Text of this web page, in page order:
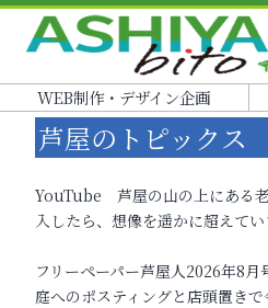
WEB制作・デザイン企画
芦屋のトピックス
YouTube 芦屋の山の上にある
入したら、想像を遥かに超えてい
フリーペーパー芦屋人2026年8月
庭へのポスティングと店頭置き